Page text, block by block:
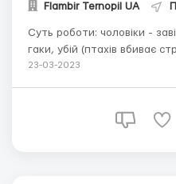
Flambir Ternopil UA
Суть роботи: чоловіки -
гаки, убій (птахів вбиває
перерізати горло), розбір
чоловіки та сімейні пари до
23-03-2023